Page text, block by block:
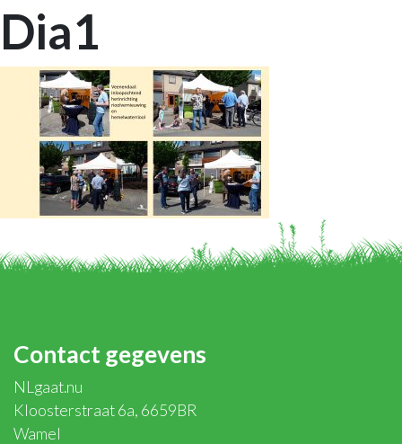
Dia1
Contact gegevens
NLgaat.nu
Kloosterstraat 6a, 6659BR
Wamel